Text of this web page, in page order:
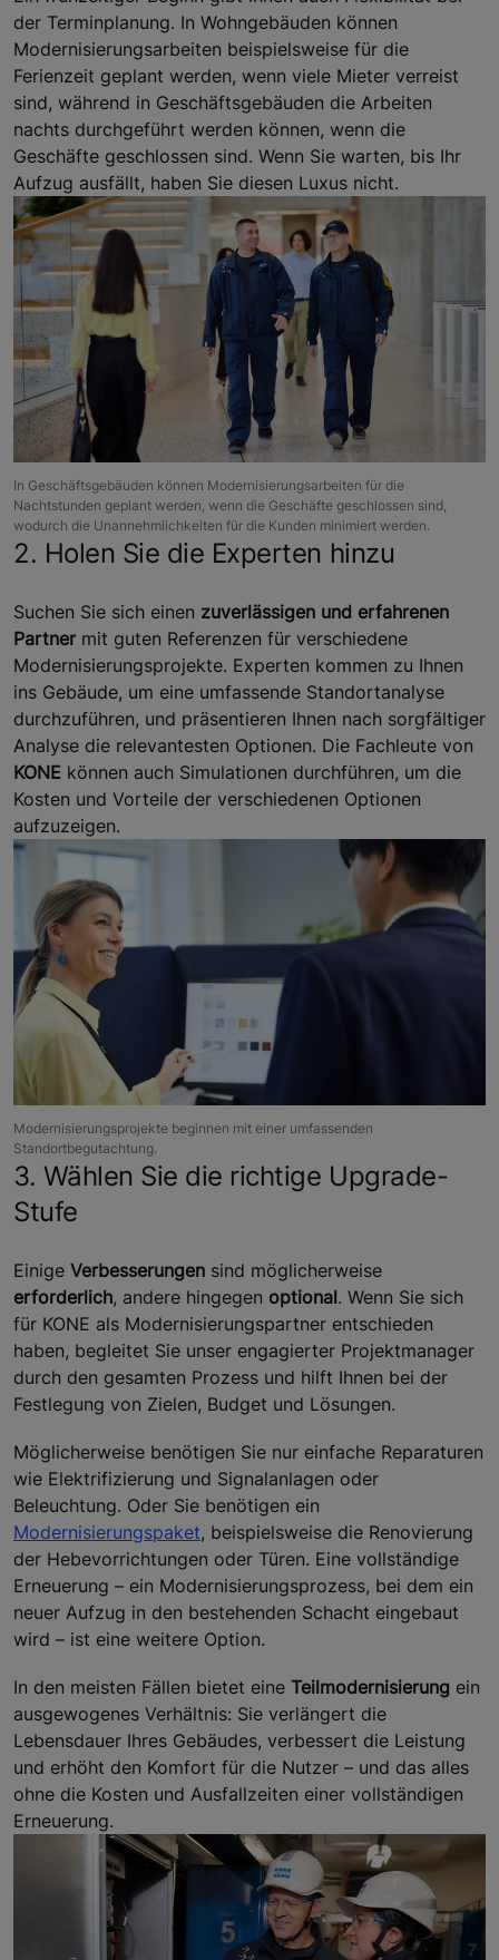
der Terminplanung. In Wohngebäuden können
Modernisierungsarbeiten beispielsweise für die
Ferienzeit geplant werden, wenn viele Mieter verreist
sind, während in Geschäftsgebäuden die Arbeiten
nachts durchgeführt werden können, wenn die
Geschäfte geschlossen sind. Wenn Sie warten, bis Ihr
Aufzug ausfällt, haben Sie diesen Luxus nicht.
In Geschäftsgebäuden können Modernisierungsarbeiten für die
Nachtstunden geplant werden, wenn die Geschäfte geschlossen sind,
wodurch die Unannehmlichkeiten für die Kunden minimiert werden.
2. Holen Sie die Experten hinzu
Suchen Sie sich einen zuverlässigen und erfahrenen
Partnermit guten Referenzen für verschiedene
Modernisierungsprojekte. Experten kommen zu Ihnen
ins Gebäude, um eine umfassende Standortanalyse
durchzuführen, und präsentieren Ihnen nach sorgfältiger
Analyse die relevantesten Optionen. Die Fachleute von
KONE können auch Simulationen durchführen, um die
Kosten und Vorteile der verschiedenen Optionen
aufzuzeigen.
Modernisierungsprojekte beginnen mit einer umfassenden
Standortbegutachtung.
3. Wählen Sie die richtige Upgrade-
Stufe
Einige Verbesserungen sind möglicherweise
erforderlich, andere hingegen optional. Wenn Sie sich
für KONE als Modernisierungspartner entschieden
haben, begleitet Sie unser engagierter Projektmanager
durch den gesamten Prozess und hilft Ihnen bei der
Festlegung von Zielen, Budget und Lösungen.
Möglicherweise benötigen Sie nur einfache Reparaturen
wie Elektrifizierung und Signalanlagen oder
Beleuchtung. Oder Sie benötigen ein
Modernisierungspaket, beispielsweise die Renovierung
der Hebevorrichtungen oder Türen. Eine vollständige
Erneuerung – ein Modernisierungsprozess, bei dem ein
neuer Aufzug in den bestehenden Schacht eingebaut
wird – ist eine weitere Option.
In den meisten Fällen bietet eine Teilmodernisierung ein
ausgewogenes Verhältnis: Sie verlängert die
Lebensdauer Ihres Gebäudes, verbessert die Leistung
und erhöht den Komfort für die Nutzer – und das alles
ohne die Kosten und Ausfallzeiten einer vollständigen
Erneuerung.